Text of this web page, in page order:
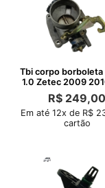
Tbi corpo borboleta
1.0 Zetec 2009
2012
R$ 249,00
Em até 12x de R$
cartão